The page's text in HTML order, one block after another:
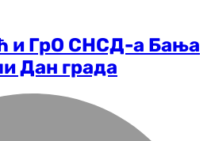
и ГрО СНСД-а Бања
Дан града